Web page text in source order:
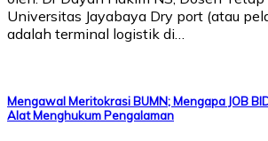
Universitas Jayabaya Dry port (atau
adalah terminal logistik di…
Mengawal Meritokrasi BUMN; Mengapa JOB
Alat Menghukum Pengalaman